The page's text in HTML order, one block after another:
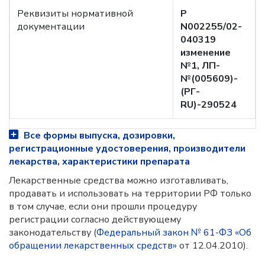
Реквизиты нормативной
документации
Р
N002255/02-
040319
изменение
№1, ЛП-
№(005609)-
(РГ-
RU)-290524
Все формы выпуска, дозировки,
регистрационные удостоверения, производители
лекарства, характеристики препарата
Лекарственные средства можно изготавливать,
продавать и использовать на территории РФ только
в том случае, если они прошли процедуру
регистрации согласно действующему
законодательству (Федеральный закон № 61-ФЗ «Об
обращении лекарственных средств» от 12.04.2010).